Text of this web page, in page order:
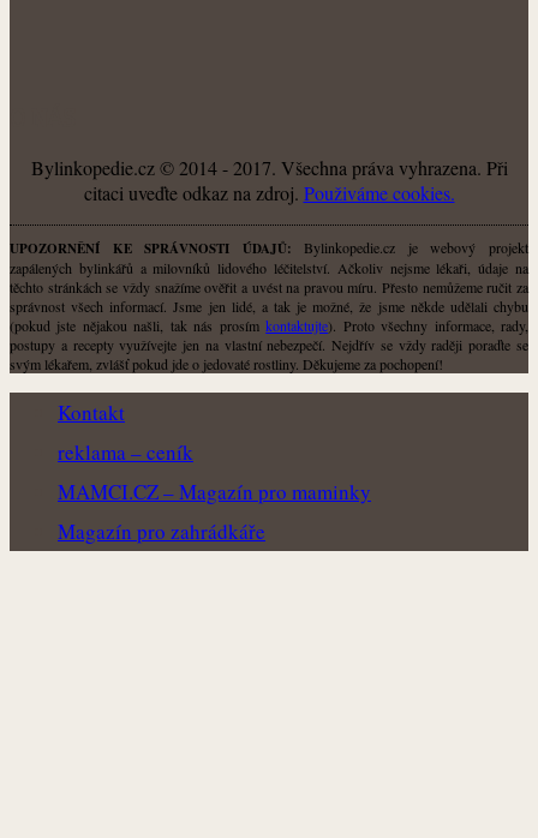
Bylinkopedie.cz © 2014 - 2017. Všechna práva vyhrazena. Při
citaci uveďte odkaz na zdroj. Použiváme cookies.
UPOZORNĚNÍ KE SPRÁVNOSTI ÚDAJŮ: Bylinkopedie.cz je webový projekt
zapálených bylinkářů a milovníků lidového léčitelství. Ačkoliv nejsme lékaři, údaje na
těchto stránkách se vždy snažíme ověřit a uvést na pravou míru. Přesto nemůžeme ručit za
správnost všech informací. Jsme jen lidé, a tak je možné, že jsme někde udělali chybu
(pokud jste nějakou našli, tak nás prosímkontaktujte). Proto všechny informace, rady,
postupy a recepty využívejte jen na vlastní nebezpečí. Nejdřív se vždy raději poraďte se
svým lékařem, zvlášť pokud jde o jedovaté rostliny. Děkujeme za pochopení!
Kontakt
reklama – ceník
MAMCI.CZ – Magazín pro maminky
Magazín pro zahrádkáře